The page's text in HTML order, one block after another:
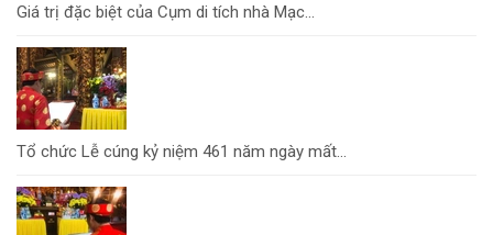
Giá trị đặc biệt của Cụm di tích nhà Mạc...
Tổ chức Lễ cúng kỷ niệm 461 năm ngày mất...